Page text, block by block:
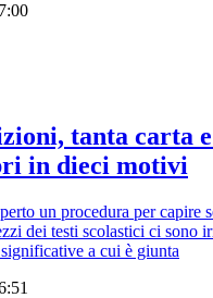
tanta carta
in dieci motivi
un procedura per capire
dei testi scolastici ci sono
a cui è giunta